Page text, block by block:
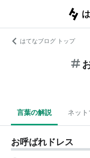
はてなブログ トップ
言葉の解説 ネット
お呼ばれドレス